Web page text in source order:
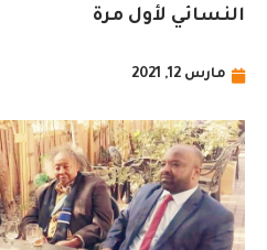
النسائي لأول مرة
مارس 12, 2021